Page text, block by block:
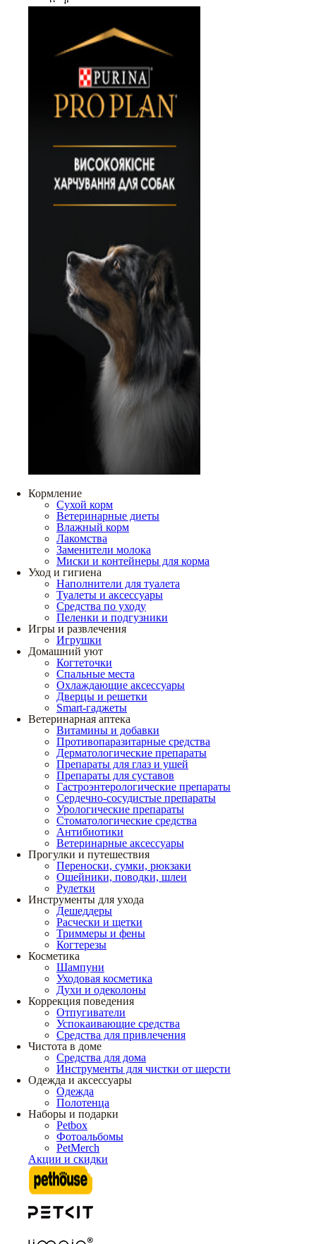
Кормление
Сухой корм
Ветеринарные диеты
Влажный корм
Лакомства
Заменители молока
Миски и контейнеры для корма
Уход и гигиена
Наполнители для туалета
Туалеты и аксессуары
Средства по уходу
Пеленки и подгузники
Игры и развлечения
Игрушки
Домашний уют
Когтеточки
Спальные места
Охлаждающие аксессуары
Дверцы и решетки
Smart-гаджеты
Ветеринарная аптека
Витамины и добавки
Противопаразитарные средства
Дерматологические препараты
Препараты для глаз и ушей
Препараты для суставов
Гастроэнтерологические препараты
Сердечно-сосудистые препараты
Урологические препараты
Стоматологические средства
Антибиотики
Ветеринарные аксессуары
Прогулки и путешествия
Переноски, сумки, рюкзаки
Ошейники, поводки, шлеи
Рулетки
Инструменты для ухода
Дешеддеры
Расчески и щетки
Триммеры и фены
Когтерезы
Косметика
Шампуни
Уходовая косметика
Духи и одеколоны
Коррекция поведения
Отпугиватели
Успокаивающие средства
Средства для привлечения
Чистота в доме
Средства для дома
Инструменты для чистки от шерсти
Одежда и аксессуары
Одежда
Полотенца
Наборы и подарки
Petbox
Фотоальбомы
PetMerch
Акции и скидки